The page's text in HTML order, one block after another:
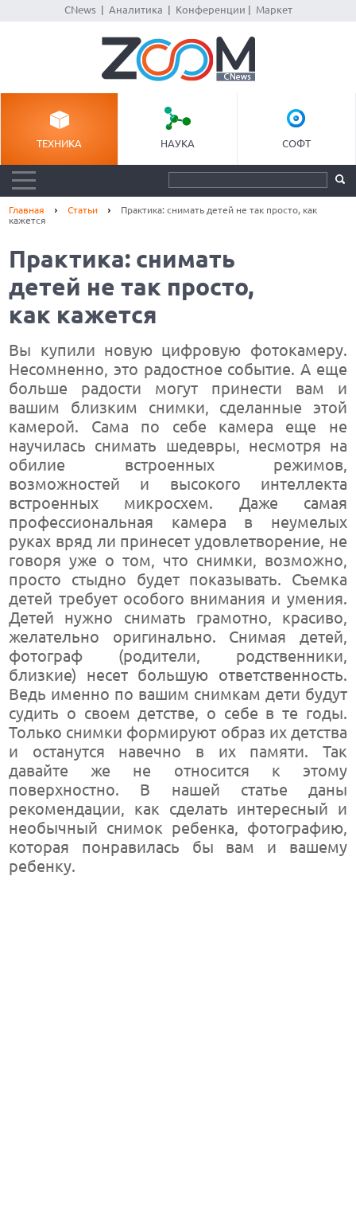
CNews| Аналитика Конференции Маркет
ТЕХНИКА НАУКА СОФТ
Главная Статьи
Практика: снимать детей не так просто, как
кажется
Практика: снимать
детей не так просто,
как кажется
Вы купили новую цифровую фотокамеру.
Несомненно, это радостное событие. А еще
больше радости могут принести вам и
вашим близким снимки, сделанные этой
камерой. Сама по себе камера еще не
научилась снимать шедевры, несмотря на
обилие встроенных режимов,
возможностей и высокого интеллекта
встроенных микросхем. Даже самая
профессиональная камера в неумелых
руках вряд ли принесет удовлетворение, не
говоря уже о том, что снимки, возможно,
просто стыдно будет показывать. Съемка
детей требует особого внимания и умения.
Детей нужно снимать грамотно, красиво,
желательно оригинально. Снимая детей,
фотограф (родители, родственники,
близкие) несет большую ответственность.
Ведь именно по вашим снимкам дети будут
судить о своем детстве, о себе в те годы.
Только снимки формируют образ их детства
и останутся навечно в их памяти. Так
давайте же не относится к этому
поверхностно. В нашей статье даны
рекомендации, как сделать интересный и
необычный снимок ребенка, фотографию,
которая понравилась бы вам и вашему
ребенку.